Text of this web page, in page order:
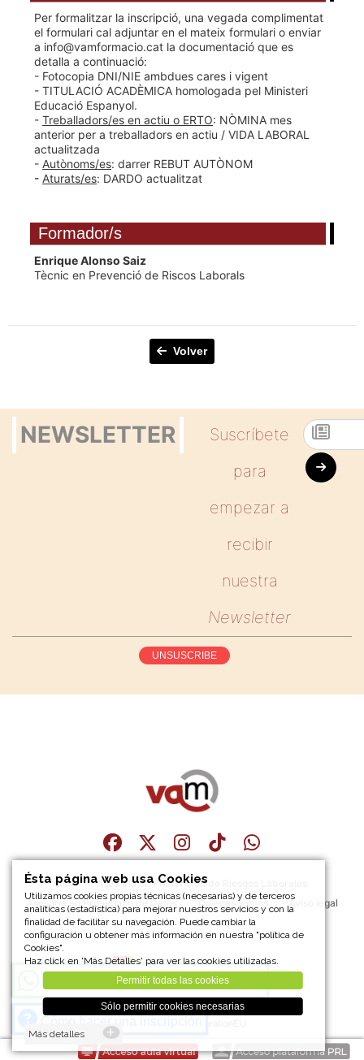
Per formalitzar la inscripció, una vegada complimentat
el formulari cal adjuntar en el mateix formulari o enviar
a info@vamformacio.cat la documentació que es
detalla a continuació:
- Fotocopia DNI/NIE ambdues cares i vigent
- TITULACIÓ ACADÈMICA homologada pel Ministeri
Educació Espanyol.
- Treballadors/es en actiu o ERTO: NÒMINA mes
anterior per a treballadors en actiu / VIDA LABORAL
actualitzada
- Autònoms/es: darrer REBUT AUTÒNOM
- Aturats/es: DARDO actualitzat
Formador/s
Enrique Alonso Saiz
Tècnic en Prevenció de Riscos Laborals
Volver
NEWSLETTER
Suscríbete
para
empezar a
recibir
nuestra
Newsletter
UNSUSCRIBE
Inici
Asesoría en Prevención de Riesgos Laborales
Asesoría en Protección de Datos
Quiénes somos
Aviso legal
Contacto
Sitemap
Cómo hacer una inscripción
¡Únete a nuestro canal deWhatsapp
Ésta página web usa Cookies
Utilizamos cookies propias técnicas (necesarias) y de terceros
analíticas (estadística) para mejorar nuestros servicios y con la
finalidad de facilitar su navegación. Puede cambiar la
configuración u obtener más información en nuestra "política de
Cookies".
Haz click en 'Más Detalles' para ver las cookies utilizadas.
Permitir todas las cookies
Sólo permitir cookies necesarias
Más detalles